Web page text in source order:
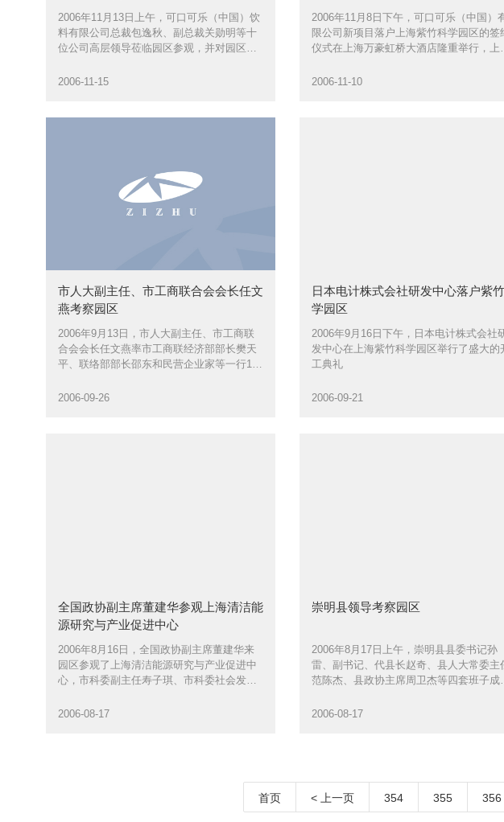
2006年11月13日上午，可口可乐（中国）饮
料有限公司总裁包逸秋、副总裁关勋明等十
位公司高层领导莅临园区参观，并对园区的
2006-11-15
2006年11月8日下午，可口可乐（中国）
限公司新项目落户上海紫竹科学园区的签
仪式在上海万豪虹桥大酒店隆重举行，上
副区长张文越，可口可乐（中国）有限公司
2006-11-10
市人大副主任、市工商联合会会长任文
燕考察园区
2006年9月13日，市人大副主任、市工商联
合会会长任文燕率市工商联经济部部长樊天
平、联络部部长邵东和民营企业家等一行10
陪同考察
2006-09-26
日本电计株式会社研发中心落户紫
学园区
2006年9月16日下午，日本电计株式会社
发中心在上海紫竹科学园区举行了盛大的
工典礼
2006-09-21
全国政协副主席董建华参观上海清洁能
源研究与产业促进中心
2006年8月16日，全国政协副主席董建华来
园区参观了上海清洁能源研究与产业促进中
心，市科委副主任寿子琪、市科委社会发展
2006-08-17
崇明县领导考察园区
2006年8月17日上午，崇明县县委书记孙
雷、副书记、代县长赵奇、县人大常委主
范陈杰、县政协主席周卫杰等四套班子成
2006-08-17
首页 < 上一页 354 355 356